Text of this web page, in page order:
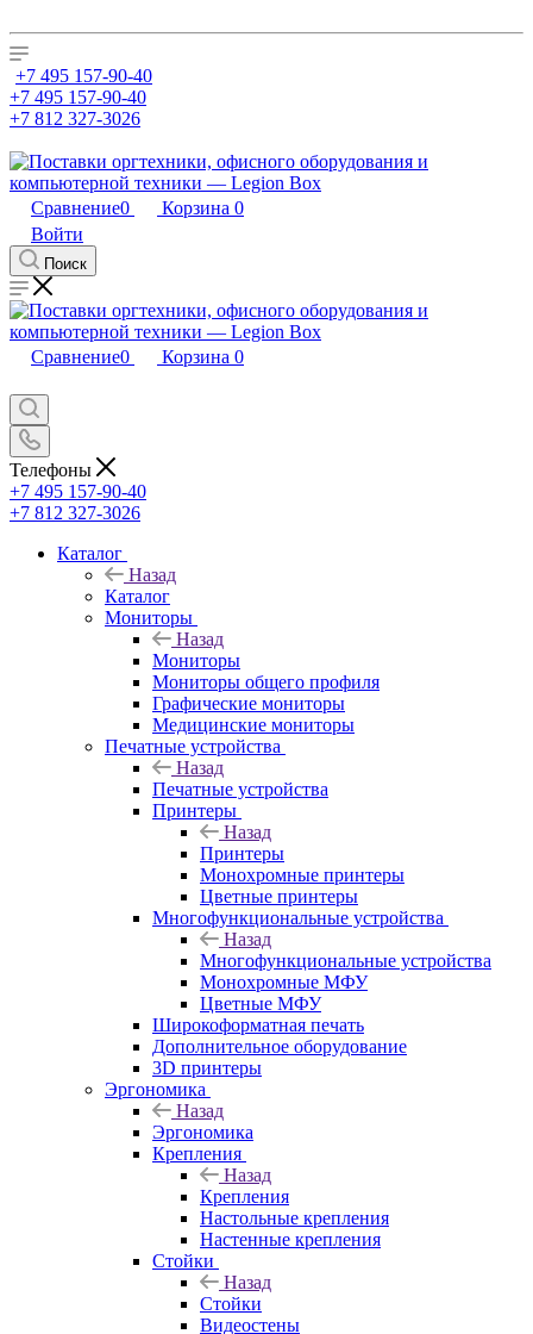
+7 495 157-90-40
+7 495 157-90-40
+7 812 327-3026
Сравнение0 Корзина 0
Войти
Поиск
Сравнение0 Корзина 0
Телефоны
+7 495 157-90-40
+7 812 327-3026
Каталог
Назад
Каталог
Мониторы
Назад
Мониторы
Мониторы общего профиля
Графические мониторы
Медицинские мониторы
Печатные устройства
Назад
Печатные устройства
Принтеры
Назад
Принтеры
Моноxромныe принтеры
Цвeтныe принтеры
Многофункциональные устройства
Назад
Многофункциональные устройства
Монохромные МФУ
Цветные МФУ
Широкоформатная печать
Дополнительное оборудование
3D принтеры
Эргономика
Назад
Эргономика
Крепления
Назад
Крепления
Настольные крепления
Настенные крепления
Стойки
Назад
Стойки
Видеостены